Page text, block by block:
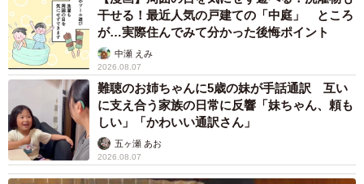
干せる！最近人気の戸建ての「中庭」 ところ
が…実際住んでみて分かった後悔ポイント
中瀬 えみ
2026.08.07
難聴のお姉ちゃんに5歳の妹が手話通訳 互い
に支え合う家族の日常に反響「妹ちゃん、頼も
しい」「かわいい通訳さん」
五ヶ瀬 あお
2026.08.07